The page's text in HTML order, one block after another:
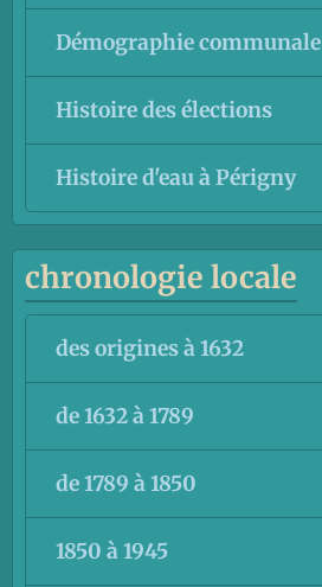
Démographie communale
Histoire des élections
Histoire d'eau à Périgny
chronologie locale
des origines à 1632
de 1632 à 1789
de 1789 à 1850
1850 à 1945